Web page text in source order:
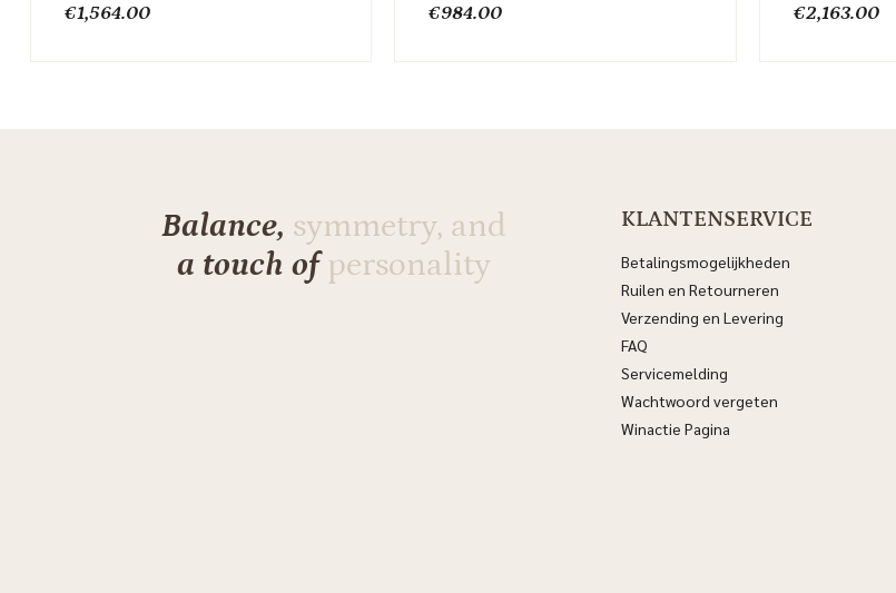
€1,564.00 €984.00 €2,163.00
Balance, symmetry, and
a touch ofpersonality
KLANTENSERVICE
Betalingsmogelijkheden
Ruilen en Retourneren
Verzending en Levering
FAQ
Servicemelding
Wachtwoord vergeten
Winactie Pagina